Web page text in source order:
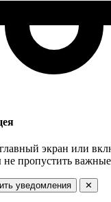
экран или
пропустить
уведомления ✕